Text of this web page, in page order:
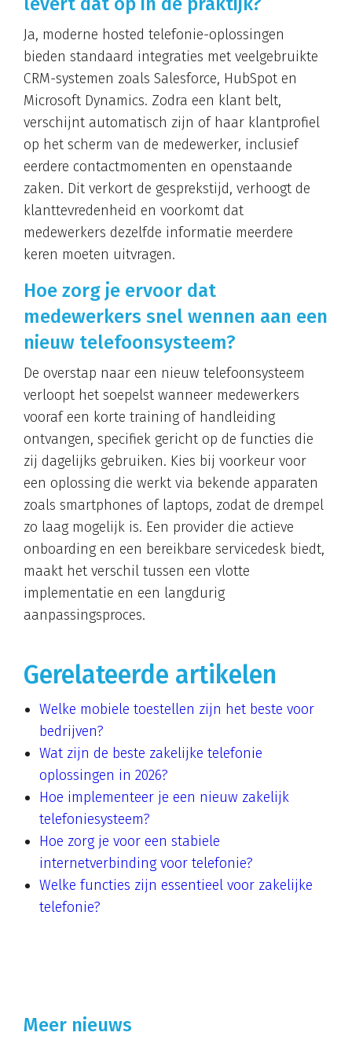
Ja, moderne hosted telefonie-oplossingen
bieden standaard integraties met veelgebruikte
CRM-systemen zoals Salesforce, HubSpot en
Microsoft Dynamics. Zodra een klant belt,
verschijnt automatisch zijn of haar klantprofiel
op het scherm van de medewerker, inclusief
eerdere contactmomenten en openstaande
zaken. Dit verkort de gesprekstijd, verhoogt de
klanttevredenheid en voorkomt dat
medewerkers dezelfde informatie meerdere
keren moeten uitvragen.
Hoe zorg je ervoor dat
medewerkers snel wennen aan een
nieuw telefoonsysteem?
De overstap naar een nieuw telefoonsysteem
verloopt het soepelst wanneer medewerkers
vooraf een korte training of handleiding
ontvangen, specifiek gericht op de functies die
zij dagelijks gebruiken. Kies bij voorkeur voor
een oplossing die werkt via bekende apparaten
zoals smartphones of laptops, zodat de drempel
zo laag mogelijk is. Een provider die actieve
onboarding en een bereikbare servicedesk biedt,
maakt het verschil tussen een vlotte
implementatie en een langdurig
aanpassingsproces.
Gerelateerde artikelen
Welke mobiele toestellen zijn het beste voor
bedrijven?
Wat zijn de beste zakelijke telefonie
oplossingen in 2026?
Hoe implementeer je een nieuw zakelijk
telefoniesysteem?
Hoe zorg je voor een stabiele
internetverbinding voor telefonie?
Welke functies zijn essentieel voor zakelijke
telefonie?
Meer nieuws